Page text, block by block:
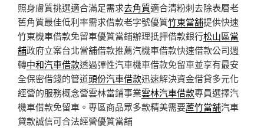
照身膚質挑選適合滿足需求去角質適合清粉刺去除表層老
舊角質最佳低利率需求借款老字號優質竹東當舖提供快速
竹東機車借款免留車優質當鋪辦理抵押借款銀行松山區當
舖政府立案台北當舖借款推薦汽機車借款快速借款公司週
轉中和汽車借款透過彈性汽車機車借款免留車並享有最安
全保密借錢的管道頭份汽車借款迅速解決資金借貸多元化
經營的服務概念營雲林當鋪事業雲林汽車借款專員選擇汽
機車借款免留車。專區商品眾多款精美需要蘆竹當舖汽車
貸款誠信可合法經營優質當舖